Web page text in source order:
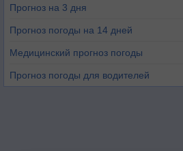
Прогноз на 3 дня
Прогноз погоды на 14 дней
Медицинский прогноз погоды
Прогноз погоды для водителей